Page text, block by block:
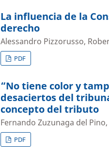
La influencia de la
derecho
Alessandro Pizzorusso,
PDF
“No tiene color y
desaciertos del
concepto del tributo
Fernando Zuzunaga del
PDF